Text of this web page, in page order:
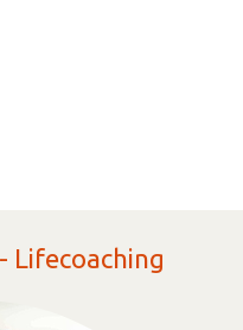
Lifecoaching